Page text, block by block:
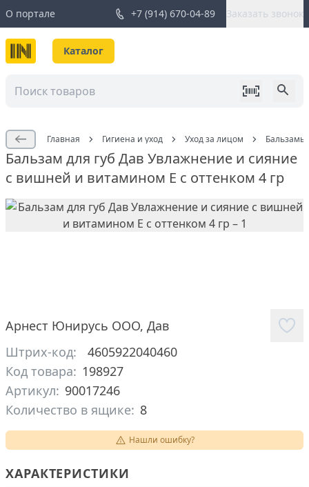
О портале +7 (914) 670-04-89 Заказать звонок
Каталог
Главная Гигиена и уход Уход за лицом Бальзамы
Бальзам для губ Дав Увлажнение и сияние
с вишней и витамином Е с оттенком 4 гр
Арнест Юнирусь ООО, Дав
Штрих-код:
4605922040460
Код товара: 198927
Артикул: 90017246
Количество в ящике: 8
Нашли ошибку?
ХАРАКТЕРИСТИКИ